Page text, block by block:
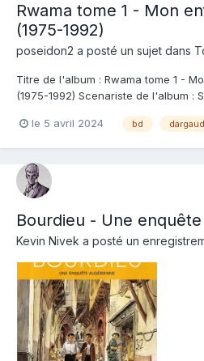
Rwama tome 1 - Mon
(1975-1992)
poseidon2 a posté un sujet dans
Titre de l'album : Rwama tome 1 -
(1975-1992) Scenariste de l'album :
Dargaud Note : Résumé de l'album :
le 5 avril 2024 bd dargaud
Bourdieu - Une
Kevin Nivek a posté un